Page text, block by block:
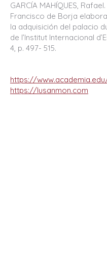
GARCÍA MAHÍQUES,
Francisco de Borja
la adquisición del palacio
de l’Institut Internacional
4, p. 497- 515.
https://
https://lusanmon.com